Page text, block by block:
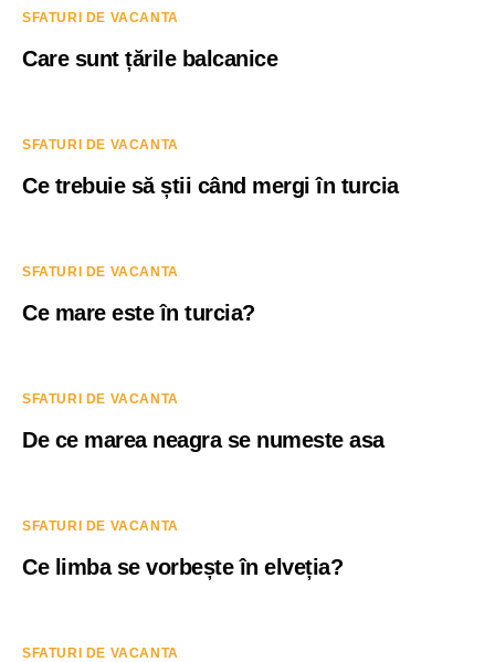
SFATURI DE VACANTA
Care sunt țările balcanice
SFATURI DE VACANTA
Ce trebuie să știi când mergi în turcia
SFATURI DE VACANTA
Ce mare este în turcia?
SFATURI DE VACANTA
De ce marea neagra se numeste asa
SFATURI DE VACANTA
Ce limba se vorbește în elveția?
SFATURI DE VACANTA